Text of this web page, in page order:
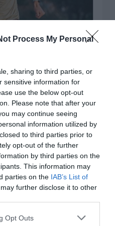
Process My Personal
sharing to third parties, or
sensitive information for
use the below opt-out
Please note that after your
may continue seeing
information utilized by
to third parties prior to
opt-out of the further
by third parties on the
This information may
parties on the IAB’s List of
further disclose it to other
Opt Outs